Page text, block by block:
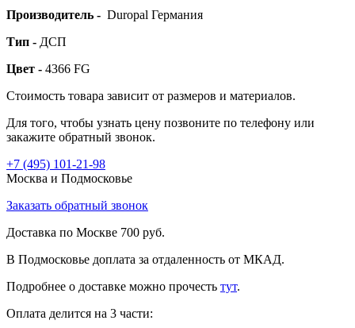
Производитель - Duropal Германия
Тип - ДСП
Цвет - 4366 FG
Стоимость товара зависит от размеров и материалов.
Для того, чтобы узнать цену позвоните по телефону или
закажите обратный звонок.
+7 (495) 101-21-98
Москва и Подмосковье
Заказать обратный звонок
Доставка по Москве 700 руб.
В Подмосковье доплата за отдаленность от МКАД.
Подробнее о доставке можно прочеcть тут.
Оплата делится на 3 части: